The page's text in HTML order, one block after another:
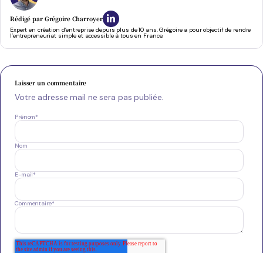
Rédigé par Grégoire Charroyer
Expert en création d’entreprise depuis plus de 10 ans. Grégoire a pour objectif de rendre
l’entrepreneuriat simple et accessible à tous en France.
Laisser un commentaire
Votre adresse mail ne sera pas publiée.
Prénom*
Nom
E-mail*
Commentaire*